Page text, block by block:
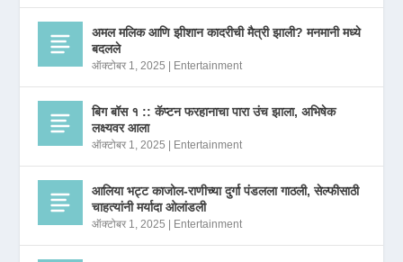
अमल मलिक आणि झीशान कादरीची मैत्री झाली? मनमानी मध्ये
बदलले
ऑक्टोबर 1, 2025 Entertainment
बिग बॉस १ :: कॅप्टन फरहानाचा पारा उंच झाला, अभिषेक
लक्ष्यवर आला
ऑक्टोबर 1, 2025 Entertainment
आलिया भट्ट काजोल-राणीच्या दुर्गा पंडलला गाठली, सेल्फीसाठी
चाहत्यांनी मर्यादा ओलांडली
ऑक्टोबर 1, 2025 Entertainment